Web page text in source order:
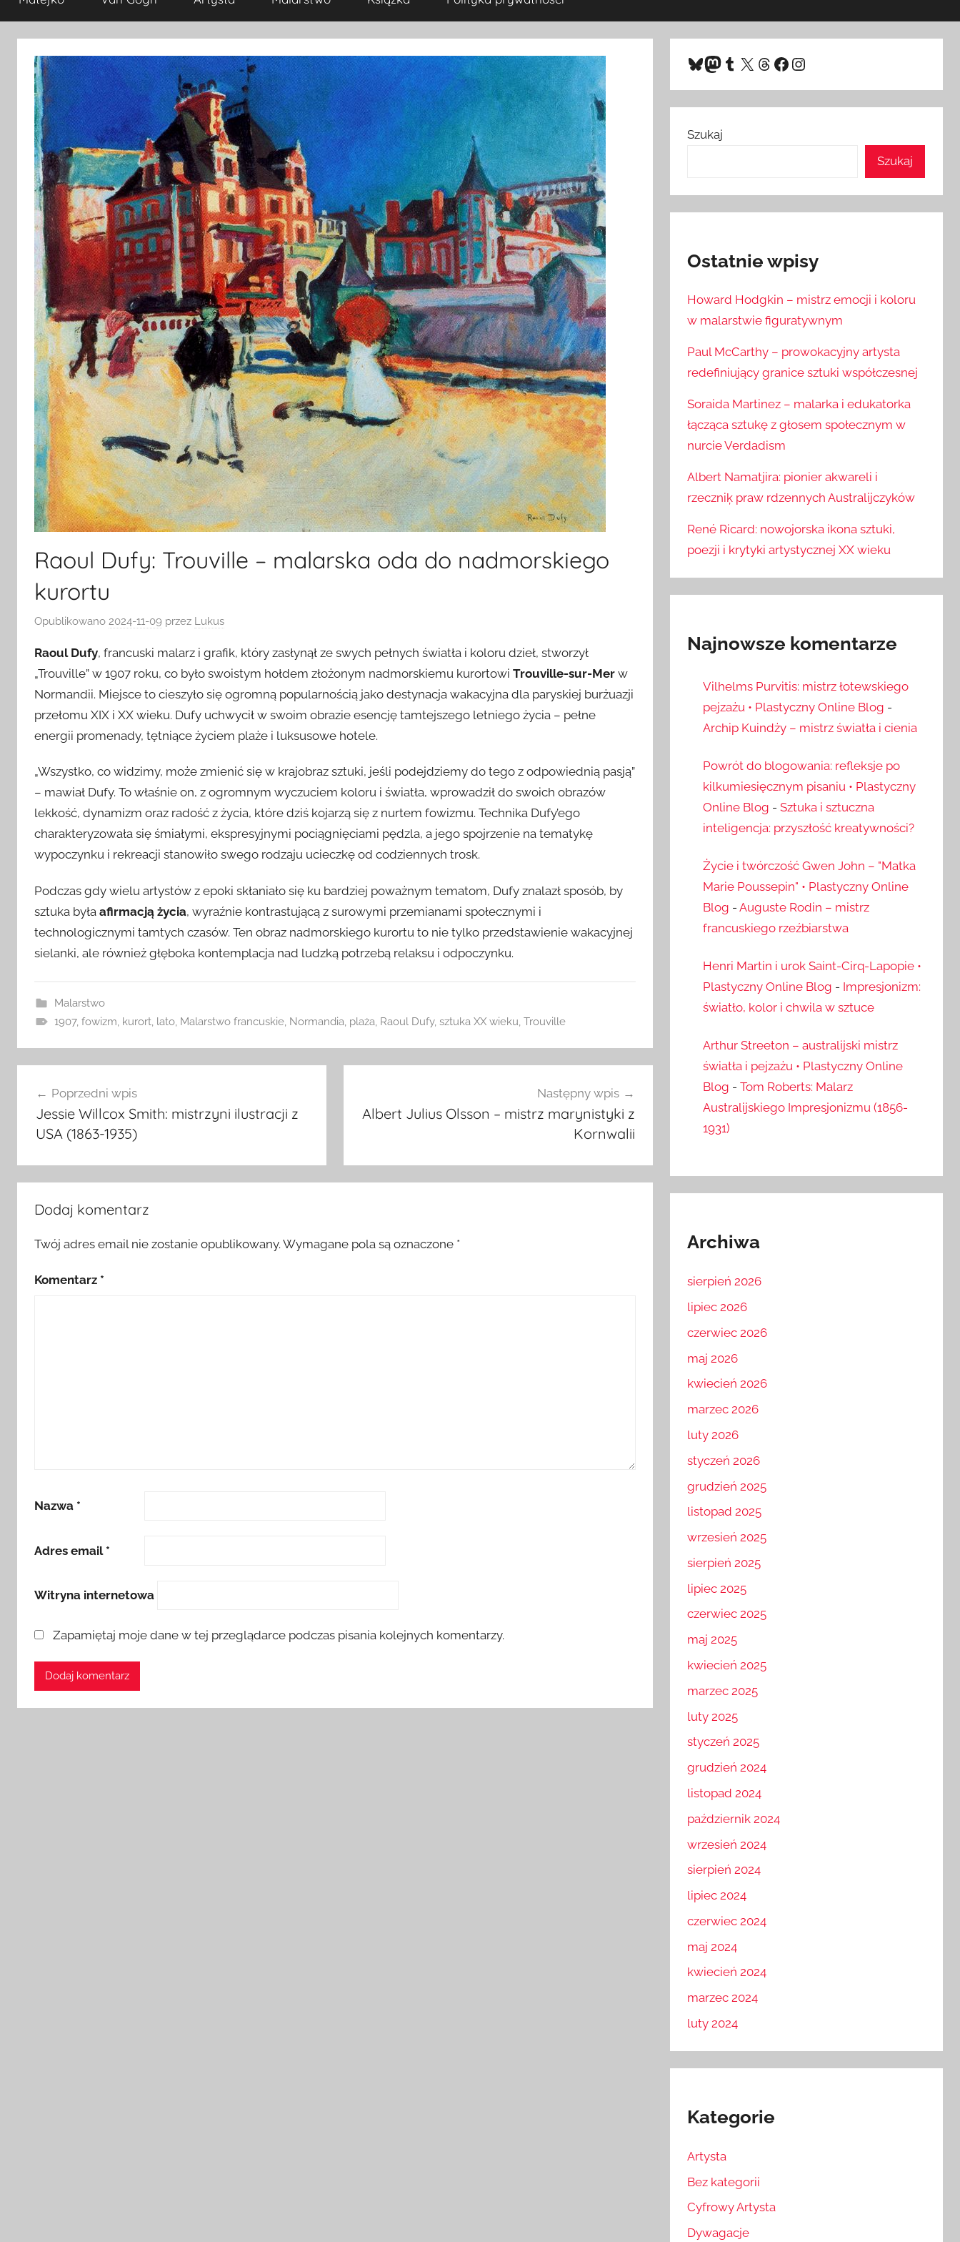
Raoul Dufy: Trouville – malarska oda do nadmorskiego
kurortu
Opublikowano 2024-11-09 przez Lukus
Raoul Dufy, francuski malarz i grafik, który zasłynął ze swych pełnych światła i koloru dzieł, stworzył
„Trouville” w 1907 roku, co było swoistym hołdem złożonym nadmorskiemu kurortowi Trouville-sur-Mer w
Normandii. Miejsce to cieszyło się ogromną popularnością jako destynacja wakacyjna dla paryskiej burżuazji
przełomu XIX i XX wieku. Dufy uchwycił w swoim obrazie esencję tamtejszego letniego życia – pełne
energii promenady, tętniące życiem plaże i luksusowe hotele.
„Wszystko, co widzimy, może zmienić się w krajobraz sztuki, jeśli podejdziemy do tego z odpowiednią pasją”
– mawiał Dufy. To właśnie on, z ogromnym wyczuciem koloru i światła, wprowadził do swoich obrazów
lekkość, dynamizm oraz radość z życia, które dziś kojarzą się z nurtem fowizmu. Technika Dufy’ego
charakteryzowała się śmiałymi, ekspresyjnymi pociągnięciami pędzla, a jego spojrzenie na tematykę
wypoczynku i rekreacji stanowiło swego rodzaju ucieczkę od codziennych trosk.
Podczas gdy wielu artystów z epoki skłaniało się ku bardziej poważnym tematom, Dufy znalazł sposób, by
sztuka była afirmacją życia, wyraźnie kontrastującą z surowymi przemianami społecznymi i
technologicznymi tamtych czasów. Ten obraz nadmorskiego kurortu to nie tylko przedstawienie wakacyjnej
sielanki, ale również głęboka kontemplacja nad ludzką potrzebą relaksu i odpoczynku.
Malarstwo
1907, fowizm kurort, lato, Malarstwo francuskie, Normandia plaża Raoul Dufy, sztuka XX wieku Trouville
wpisuPoprzedni wpis
Jessie Willcox Smith: mistrzyni ilustracji z
USA (1863-1935)
Następny wpis
Albert Julius Olsson – mistrz marynistyki z
Kornwalii
Dodaj komentarz
Twój adres email nie zostanie opublikowany. Wymagane pola są oznaczone *
Komentarz *
Nazwa *
Adres email *
Witryna internetowa
Zapamiętaj moje dane w tej przeglądarce podczas pisania kolejnych komentarzy.
Bluesky
Mastodon
Tumblr
X Threads
Facebook
Instagram
Szukaj
Szukaj
Ostatnie wpisy
Howard Hodgkin – mistrz emocji i koloru
w malarstwie figuratywnym
Paul McCarthy – prowokacyjny artysta
redefiniujący granice sztuki współczesnej
Soraida Martinez – malarka i edukatorka
łącząca sztukę z głosem społecznym w
nurcie Verdadism
Albert Namatjira: pionier akwareli i
rzeczniķ praw rdzennych Australijczyków
René Ricard: nowojorska ikona sztuki,
poezji i krytyki artystycznej XX wieku
Najnowsze komentarze
Vilhelms Purvitis: mistrz łotewskiego
pejzażu • Plastyczny Online Blog -
Archip Kuindży – mistrz światła i cienia
Powrót do blogowania: refleksje po
kilkumiesięcznym pisaniu • Plastyczny
Online Blog - Sztuka i sztuczna
inteligencja: przyszłość kreatywności?
Życie i twórczość Gwen John – "Matka
Marie Poussepin" • Plastyczny Online
Blog - Auguste Rodin – mistrz
francuskiego rzeźbiarstwa
Henri Martin i urok Saint-Cirq-Lapopie •
Plastyczny Online Blog - Impresjonizm:
światło, kolor i chwila w sztuce
Arthur Streeton – australijski mistrz
światła i pejzażu • Plastyczny Online
Blog - Tom Roberts: Malarz
Australijskiego Impresjonizmu (1856-
1931)
Archiwa
sierpień 2026
lipiec 2026
czerwiec 2026
maj 2026
kwiecień 2026
marzec 2026
luty 2026
styczeń 2026
grudzień 2025
listopad 2025
wrzesień 2025
sierpień 2025
lipiec 2025
czerwiec 2025
maj 2025
kwiecień 2025
marzec 2025
luty 2025
styczeń 2025
grudzień 2024
listopad 2024
październik 2024
wrzesień 2024
sierpień 2024
lipiec 2024
czerwiec 2024
maj 2024
kwiecień 2024
marzec 2024
luty 2024
Kategorie
Artysta
Bez kategorii
Cyfrowy Artysta
Dywagacje